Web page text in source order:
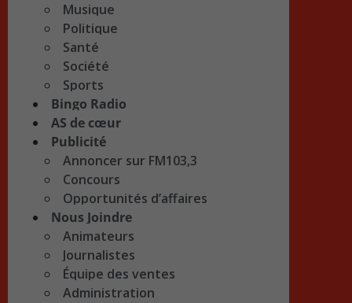
Musique
Politique
Santé
Société
Sports
Bingo Radio
AS de cœur
Publicité
Annoncer sur FM103,3
Concours
Opportunités d’affaires
Nous Joindre
Animateurs
Journalistes
Équipe des ventes
Administration